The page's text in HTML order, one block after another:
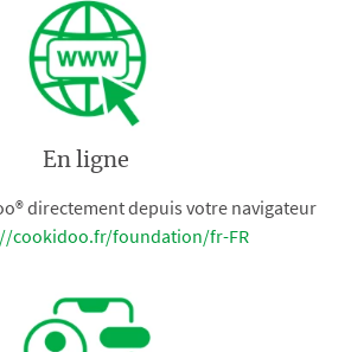
En ligne
directement depuis votre navigateur
cookidoo.fr/foundation/fr-FR